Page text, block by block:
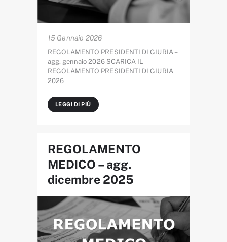
15 Gennaio 2026
REGOLAMENTO PRESIDENTI DI GIURIA –
agg. gennaio 2026 SCARICA IL
REGOLAMENTO PRESIDENTI DI GIURIA
2026
LEGGI DI PIÙ
REGOLAMENTO
MEDICO – agg.
dicembre 2025